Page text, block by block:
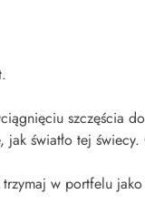
szczęścia
światło tej
w portfelu jako